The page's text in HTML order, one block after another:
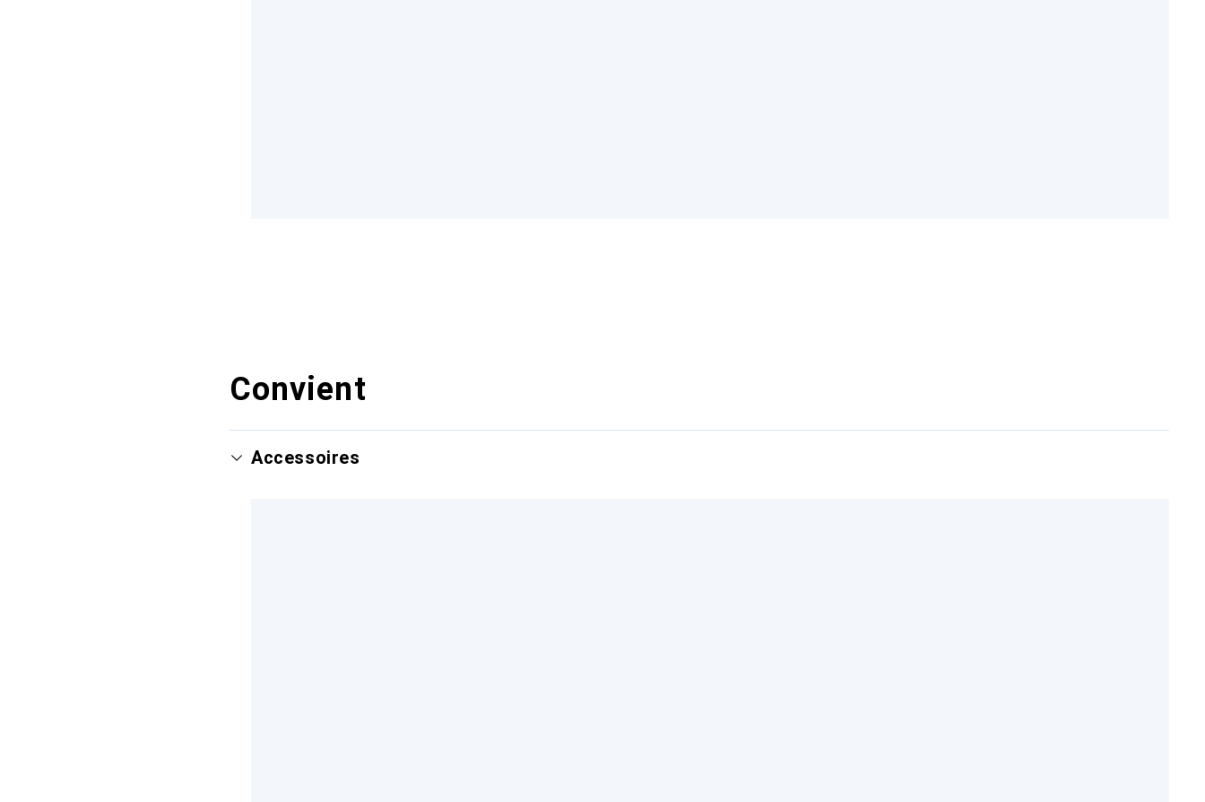
Convient
Accessoires